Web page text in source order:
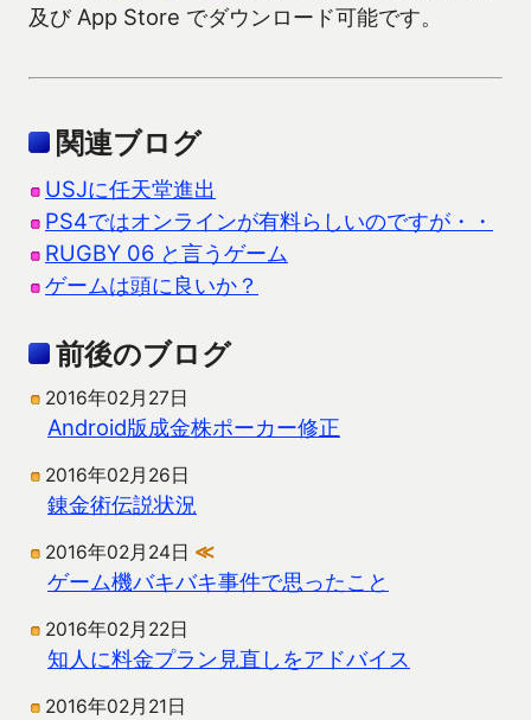
及び App Store でダウンロード可能です。
関連ブログ
USJに任天堂進出
PS4ではオンラインが有料らしいのですが・・
RUGBY 06 と言うゲーム
ゲームは頭に良いか？
前後のブログ
2016年02月27日
Android版成金株ポーカー修正
2016年02月26日
錬金術伝説状況
2016年02月24日 ≪
ゲーム機バキバキ事件で思ったこと
2016年02月22日
知人に料金プラン見直しをアドバイス
2016年02月21日